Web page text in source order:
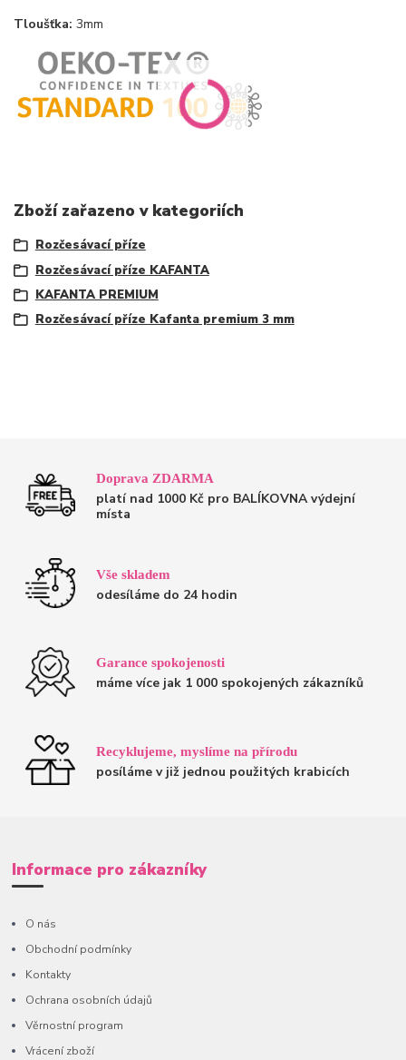
Tloušťka: 3mm
Zboží zařazeno v kategoriích
Rozčesávací příze
Rozčesávací příze KAFANTA
KAFANTA PREMIUM
Rozčesávací příze Kafanta premium 3 mm
Doprava ZDARMA
platí nad 1000 Kč pro BALÍKOVNA výdejní
místa
Vše skladem
odesíláme do 24 hodin
Garance spokojenosti
máme více jak 1 000 spokojených zákazníků
Recyklujeme, myslíme na přírodu
posíláme v již jednou použitých krabicích
Informace pro zákazníky
O nás
Obchodní podmínky
Kontakty
Ochrana osobních údajů
Věrnostní program
Vrácení zboží